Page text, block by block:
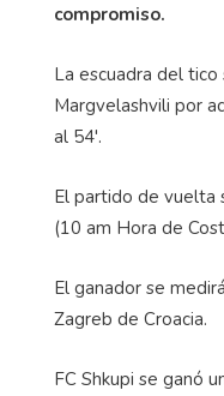
compromiso.
La escuadra del
Margvelashvili por
al 54'.
El partido de vuelta
(10 am Hora de
El ganador se
Zagreb de Croacia.
FC Shkupi se ganó